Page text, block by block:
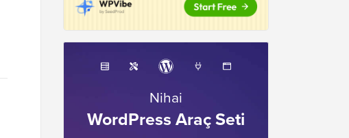
Nihai
WordPress Araç Seti